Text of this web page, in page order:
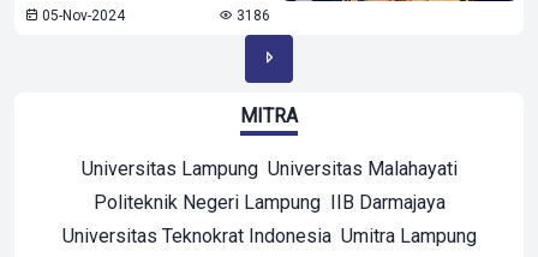
05-Nov-2024 3186
MITRA
Universitas Lampung Universitas Malahayati
Politeknik Negeri Lampung IIB Darmajaya
Universitas Teknokrat Indonesia Umitra Lampung